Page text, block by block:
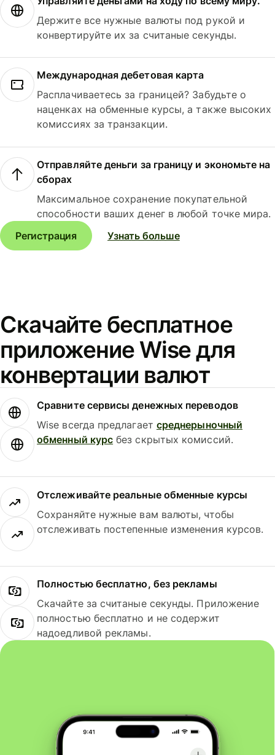
Держите все нужные валюты под рукой и
конвертируйте их за считаные секунды.
Международная дебетовая карта
Расплачиваетесь за границей? Забудьте о
наценках на обменные курсы, а также высоких
комиссиях за транзакции.
Отправляйте деньги за границу и экономьте на
сборах
Максимальное сохранение покупательной
способности ваших денег в любой точке мира.
Регистрация
Узнать больше
Скачайте бесплатное
приложение Wise для
конвертации валют
Сравните сервисы денежных переводов
Wise всегда предлагает среднерыночный
обменный курс без скрытых комиссий.
Отслеживайте реальные обменные курсы
Сохраняйте нужные вам валюты, чтобы
отслеживать постепенные изменения курсов.
Полностью бесплатно, без рекламы
Скачайте за считаные секунды. Приложение
полностью бесплатно и не содержит
надоедливой рекламы.